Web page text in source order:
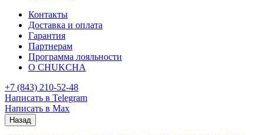
Контакты
Доставка и оплата
Гарантия
Партнерам
Программа лояльности
О CHUKCHA
+7 (843) 210-52-48
Написать в Telegram
Написать в Max
Назад